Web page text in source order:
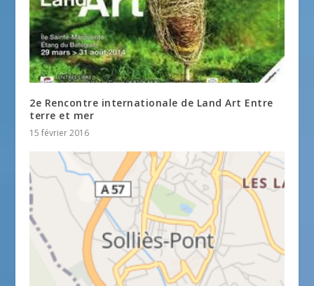
2e Rencontre internationale de Land Art Entre
terre et mer
15 février 2016